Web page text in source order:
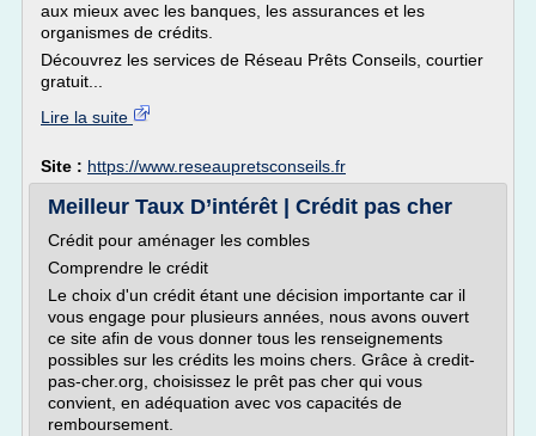
aux mieux avec les banques, les assurances et les
organismes de crédits.
Découvrez les services de Réseau Prêts Conseils, courtier
gratuit...
Lire la suite
Site : https://www.reseaupretsconseils.fr
Meilleur Taux D’intérêt | Crédit pas cher
Crédit pour aménager les combles
Comprendre le crédit
Le choix d'un crédit étant une décision importante car il
vous engage pour plusieurs années, nous avons ouvert
ce site afin de vous donner tous les renseignements
possibles sur les crédits les moins chers. Grâce à credit-
pas-cher.org, choisissez le prêt pas cher qui vous
convient, en adéquation avec vos capacités de
remboursement.